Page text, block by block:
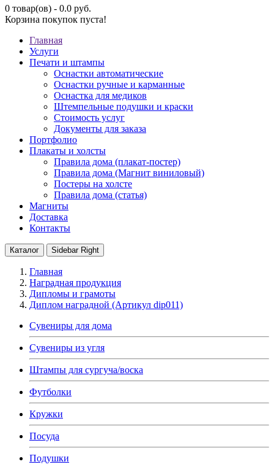
0 товар(ов) - 0.0 руб.
Корзина покупок пуста!
Главная
Услуги
Печати и штампы
Оснастки автоматические
Оснастки ручные и карманные
Оснастка для медиков
Штемпельные подушки и краски
Стоимость услуг
Документы для заказа
Портфолио
Плакаты и холсты
Правила дома (плакат-постер)
Правила дома (Магнит виниловый)
Постеры на холсте
Правила дома (статья)
Магниты
Доставка
Контакты
Каталог Sidebar Right
Главная
Наградная продукция
Дипломы и грамоты
Диплом наградной (Артикул dip011)
Сувениры для дома
Сувениры из угля
Штампы для сургуча/воска
Футболки
Кружки
Посуда
Подушки